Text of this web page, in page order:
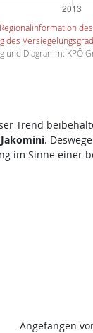
Regionalinformation
des
und Diagramm: KPÖ
Trend
Jakomini.
im Sinne einer
Angefangen